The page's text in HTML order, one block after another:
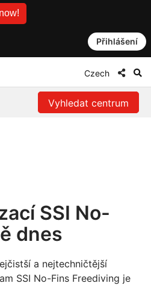
Přihlášení
Czech
Vyhledat centrum
SSI No-
dnes
a nejtechničtější
SSI No-Fins Freediving je